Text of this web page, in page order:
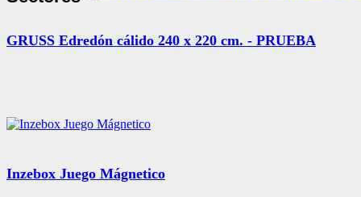
GRUSS Edredón cálido 240 x 220 cm. - PRUEBA
Inzebox Juego Mágnetico